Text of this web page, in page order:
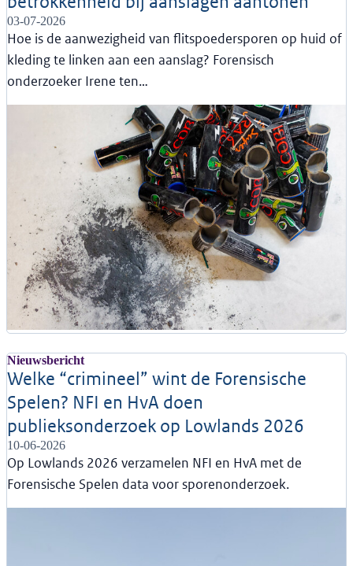
03-07-2026
Hoe is de aanwezigheid van flitspoedersporen op huid of
kleding te linken aan een aanslag? Forensisch
onderzoeker Irene ten…
Nieuwsbericht
Welke “crimineel” wint de Forensische
Spelen? NFI en HvA doen
publieksonderzoek op Lowlands 2026
10-06-2026
Op Lowlands 2026 verzamelen NFI en HvA met de
Forensische Spelen data voor sporenonderzoek.